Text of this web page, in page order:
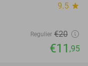
9.5 star
Regulier €20
€11 ,95